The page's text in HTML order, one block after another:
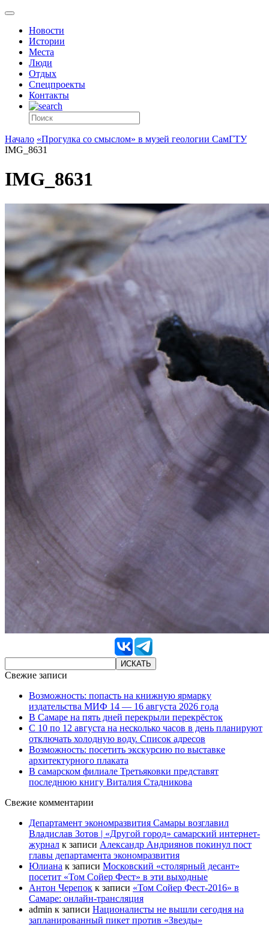
Новости
Истории
Места
Люди
Отдых
Спецпроекты
Контакты
Начало «Прогулка со смыслом» в музей геологии СамГТУ
IMG_8631
IMG_8631
Свежие записи
Возможность: попасть на книжную ярмарку
издательства МИФ 14 — 16 августа 2026 года
В Самаре на пять дней перекрыли перекрёсток
С 10 по 12 августа на несколько часов в день планируют
отключать холодную воду. Список адресов
Возможность: посетить экскурсию по выставке
архитектурного плаката
В самарском филиале Третьяковки представят
последнюю книгу Виталия Стадникова
Свежие комментарии
Департамент экономразвития Самары возглавил
Владислав Зотов | «Другой город» самарский интернет-
журнал к записи Александр Андриянов покинул пост
главы департамента экономразвития
Юлиана к записи Московский «столярный десант»
посетит «Том Сойер Фест» в эти выходные
Антон Черепок к записи «Том Сойер Фест-2016» в
Самаре: онлайн-трансляция
admin к записи Националисты не вышли сегодня на
запланированный пикет против «Звезды»